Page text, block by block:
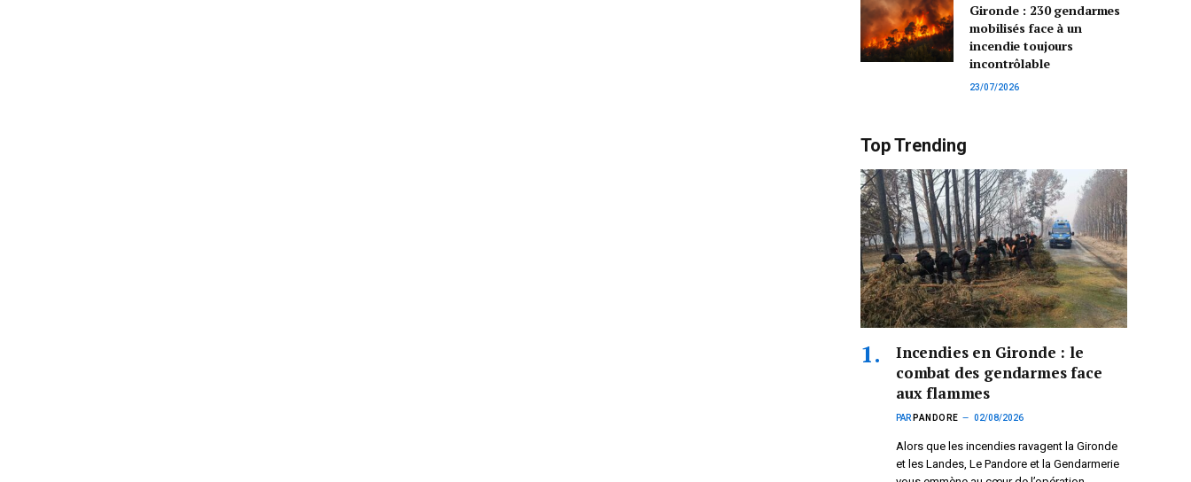
Gironde : 230 gendarmes
mobilisés face à un
incendie toujours
incontrôlable
23/07/2026
Top Trending
Incendies en Gironde : le
combat des gendarmes face
aux flammes
PAR PANDORE 02/08/2026
Alors que les incendies ravagent la Gironde
et les Landes, Le Pandore et la Gendarmerie